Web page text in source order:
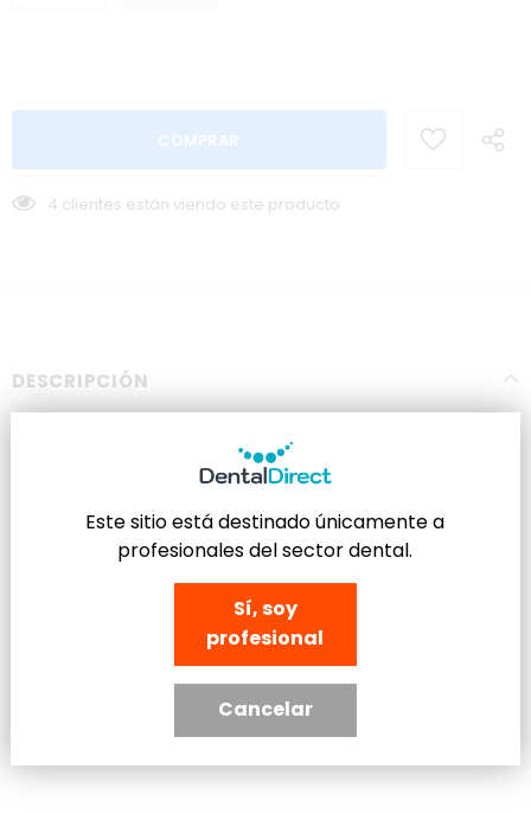
4 clientes están viendo este producto
DESCRIPCIÓN
Botón con Ojal de Cementado Directo.
Material: Acero Inoxidable
Presentación: Bolsa de 10 unidades.
ENVÍO Y DEVOLUCIONES
Este sitio está destinado únicamente a
profesionales del sector dental.
Sí, soy
profesional
Cancelar